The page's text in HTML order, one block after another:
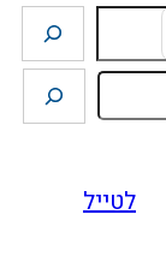
לטייל